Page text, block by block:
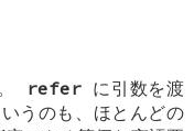
referに引数を渡
うのも、ほとんどの